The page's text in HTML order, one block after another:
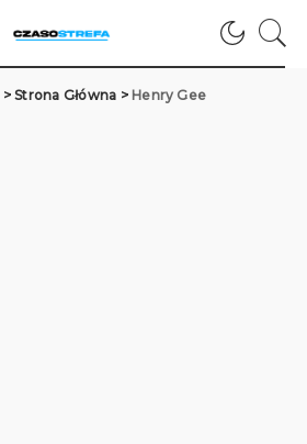
>Strona Główna > Henry Gee